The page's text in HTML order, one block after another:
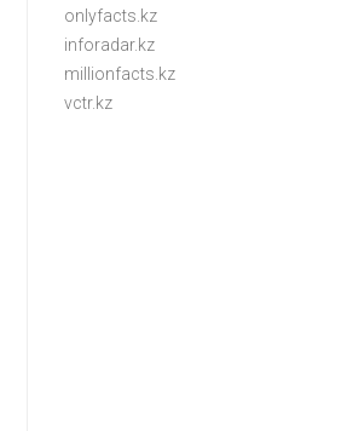
onlyfacts.kz
inforadar.kz
millionfacts.kz
vctr.kz